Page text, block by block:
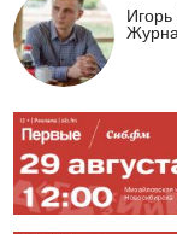
Игорь